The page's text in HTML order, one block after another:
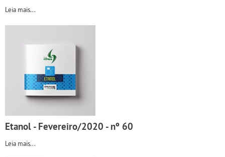
Leia mais...
Etanol - Fevereiro/2020 - nº 60
Leia mais...